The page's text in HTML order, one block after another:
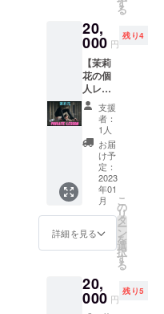
い。 (送
料込み)
アドレ
スをご
記入く
ださ
い。 ※
全ての
グッズ
は今回
の公演
のため
に月灯
藝術。
の書作
家 中島
美紀が
書き下
ろした
オリジ
ナル
で製作
いたし
ます！
ト】 ●
オリジ
ナルポ
スト
カード1
枚(カラ
フル
アート)
茉莉花
があな
たへ
メッ
セージ
をお書
きしま
直筆サ
イン入
月灯藝
術。オ
リジナ
セージ
+サイン
♡ポス
トカー
ド＆
シール
セッ
ト】 ●
オリジ
ナルポ
スト
カード1
枚(カラ
フル
アート)
があな
たへ
をお書
きしま
メラを
ご用意
下さ
い。 写
真は
SNSな
どご自
由にお
使い下
さい★
※備考欄
に撮影
希望の
人数を
お書き
い。
（定員
を含め
５名様
トポス
トカー
ド2枚
（カラ
フル
アート
１種、
和モダ
ンアー
ト１
種） ※
月灯藝
術。メ
ンバー4
人の直
筆サイ
ン入
リジナ
ルシー
ル2枚
に楽し
みま
しょ
う！！
(2022年
１２月
初旬頃
を予
定、90
分程度
を予定)
※詳細は
後日、
個別で
ご連絡
差し上
げます
されて
いない
メール
る
20,
000 円
残り4
【茉莉
花の個
人レッ
スン60
分】 出
張レッ
スン(日
本全国
可能) ・
個人
レッス
ン内容
柔軟方
法/柔軟
フロア
ワーク/
トー
ション
トレー
支援
者：
1人
お届
け予
定：
2023
年01
月
詳細を見る
こ
の
リ
タ
ー
ン
を
選
択
す
る
20,
000 円
残り5